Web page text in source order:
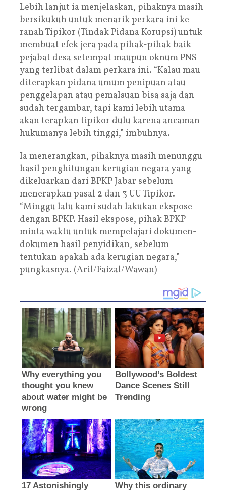
Lebih lanjut ia menjelaskan, pihaknya masih
bersikukuh untuk menarik perkara ini ke
ranah Tipikor (Tindak Pidana Korupsi) untuk
membuat efek jera pada pihak-pihak baik
pejabat desa setempat maupun oknum PNS
yang terlibat dalam perkara ini. “Kalau mau
diterapkan pidana umum penipuan atau
penggelapan atau pemalsuan bisa saja dan
sudah tergambar, tapi kami lebih utama
akan terapkan tipikor dulu karena ancaman
hukumanya lebih tinggi,” imbuhnya.
Ia menerangkan, pihaknya masih menunggu
hasil penghitungan kerugian negara yang
dikeluarkan dari BPKP Jabar sebelum
menerapkan pasal 2 dan 3 UU Tipikor.
“Minggu lalu kami sudah lakukan ekspose
dengan BPKP. Hasil ekspose, pihak BPKP
minta waktu untuk mempelajari dokumen-
dokumen hasil penyidikan, sebelum
tentukan apakah ada kerugian negara,”
pungkasnya. (Aril/Faizal/Wawan)